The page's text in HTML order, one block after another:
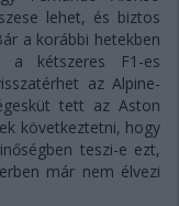
lehet, és biztos
a korábbi hetekben
a kétszeres F1-es
az Alpine-
tett az Aston
következtetni, hogy
teszi-e ezt,
már nem élvezi